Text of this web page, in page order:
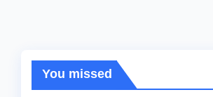
You missed